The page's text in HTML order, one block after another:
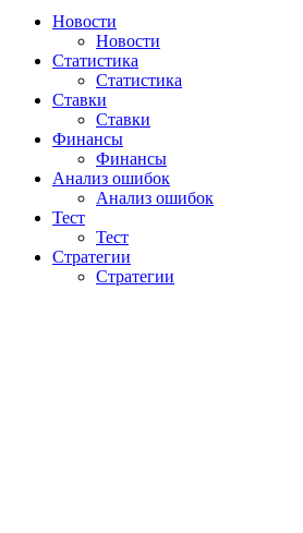
Новости
Новости
Статистика
Статистика
Ставки
Ставки
Финансы
Финансы
Анализ ошибок
Анализ ошибок
Тест
Тест
Стратегии
Стратегии